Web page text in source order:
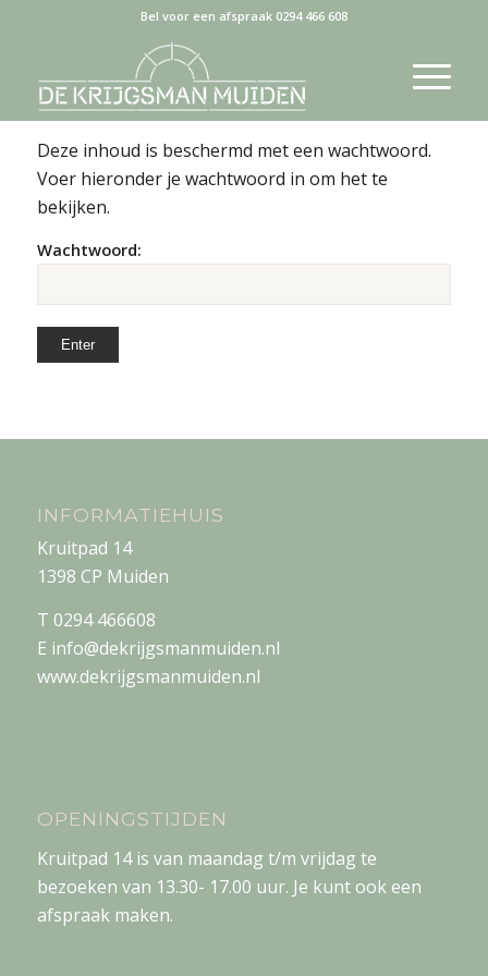
Bel voor een afspraak 0294 466 608
Deze inhoud is beschermd met een wachtwoord.
Voer hieronder je wachtwoord in om het te
bekijken.
Wachtwoord:
INFORMATIEHUIS
Kruitpad 14
1398 CP Muiden
T 0294 466608
E info@dekrijgsmanmuiden.nl
www.dekrijgsmanmuiden.nl
OPENINGSTIJDEN
Kruitpad 14 is van maandag t/m vrijdag te
bezoeken van 13.30- 17.00 uur. Je kunt ook een
afspraak maken.